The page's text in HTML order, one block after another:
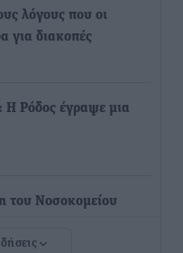
λόγους που οι
για διακοπές
Η Ρόδος έγραψε μια
του Νοσοκομείου